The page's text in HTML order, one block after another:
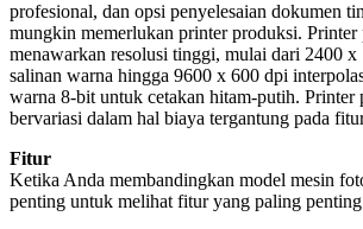
profesional, dan opsi penyelesaian dokumen
mungkin memerlukan printer produksi. Printer
menawarkan resolusi tinggi, mulai dari 2400
salinan warna hingga 9600 x 600 dpi
warna 8-bit untuk cetakan hitam-putih. Printer
bervariasi dalam hal biaya tergantung pada
Fitur
Ketika Anda membandingkan model mesin
penting untuk melihat fitur yang paling